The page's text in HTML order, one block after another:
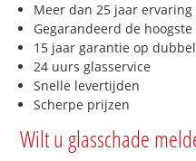
Meer dan 25 jaar ervaring
Gegarandeerd de
15 jaar garantie op
24 uurs glasservice
Snelle levertijden
Scherpe prijzen
Wilt u glasschade